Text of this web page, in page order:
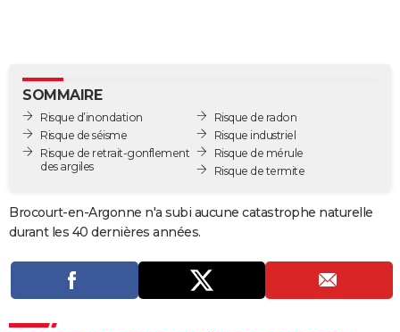
BONS PLANS
CARTE DE VOEUX
Carte de Noël
Carte Bonne année
Carte Saint-Valentin
Carte Pâques
Carte d'anniversaire
DICTIONNAIRE
COPAINS D'AVANT
Se connecter
Entreprises
Service militaire
Avis de recherche
AVIS DE DÉCÈS
SOMMAIRE
Risque d’inondation
Risque de séisme
Risque de retrait-gonflement
des argiles
Risque de radon
Risque industriel
Risque de mérule
Risque de termite
Brocourt-en-Argonne n'a subi aucune catastrophe naturelle
durant les 40 dernières années.